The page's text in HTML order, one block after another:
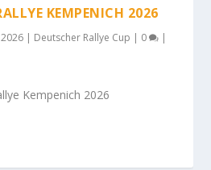
KEMPENICH 2026
| Deutscher Rallye Cup | 0 |
Kempenich 2026